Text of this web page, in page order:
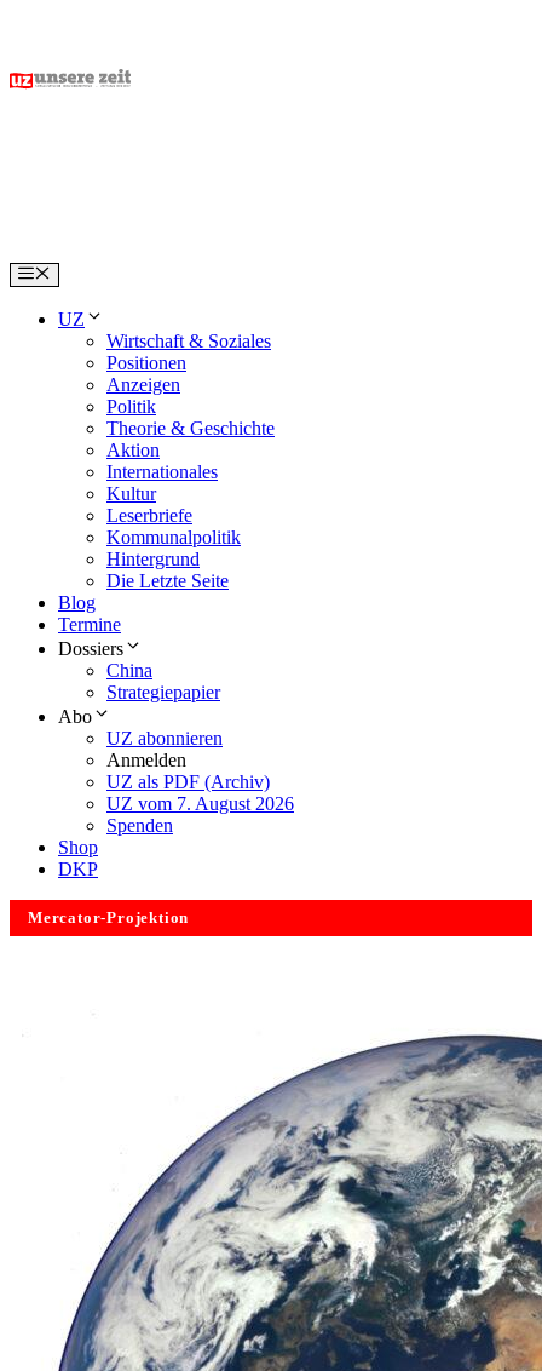
content
Menu
UZ
Wirtschaft & Soziales
Positionen
Anzeigen
Politik
Theorie & Geschichte
Aktion
Internationales
Kultur
Leserbriefe
Kommunalpolitik
Hintergrund
Die Letzte Seite
Blog
Termine
Dossiers
China
Strategiepapier
Abo
UZ abonnieren
Anmelden
UZ als PDF (Archiv)
UZ vom 7. August 2026
Spenden
Shop
DKP
Mercator-Projektion